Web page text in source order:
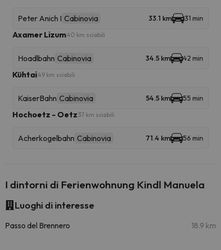
Peter Anich I Cabinovia 33.1 km 31 min
Axamer Lizum40 km sciabili
Hoadlbahn Cabinovia 34.5 km 42 min
Kühtai49 km sciabili
KaiserBahn Cabinovia 54.5 km 55 min
Hochoetz - Oetz 37 km sciabili
Acherkogelbahn Cabinovia 71.4 km 56 min
I dintorni di Ferienwohnung Kindl Manuela
Luoghi di interesse
Passo del Brennero 18.9 km